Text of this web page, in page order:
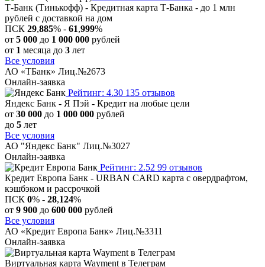
Т-Банк (Тинькофф) - Кредитная карта Т-Банка - до 1 млн
рублей с доставкой на дом
ПСК 29,885% - 61,999%
от 5 000 до 1 000 000 рублей
от 1 месяца до 3 лет
Все условия
АО «ТБанк» Лиц.№2673
Онлайн-заявка
Рейтинг: 4.30 135 отзывов
Яндекс Банк - Я Пэй - Кредит на любые цели
от 30 000 до 1 000 000 рублей
до 5 лет
Все условия
АО "Яндекс Банк" Лиц.№3027
Онлайн-заявка
Рейтинг: 2.52 99 отзывов
Кредит Европа Банк - URBAN CARD карта с овердрафтом,
кэшбэком и рассрочкой
ПСК 0% - 28,124%
от 9 900 до 600 000 рублей
Все условия
АО «Кредит Европа Банк» Лиц.№3311
Онлайн-заявка
Виртуальная карта Wayment в Телеграм